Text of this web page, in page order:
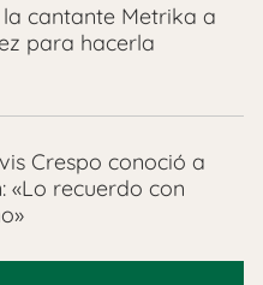
cantante Metrika a
para hacerla
Crespo conoció a
«Lo recuerdo con